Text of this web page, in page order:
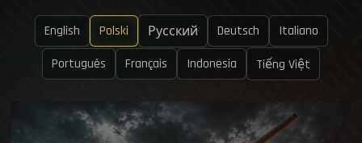
English Polski Русский Deutsch
Italiano
Português
Français Indonesia Tiếng Việt